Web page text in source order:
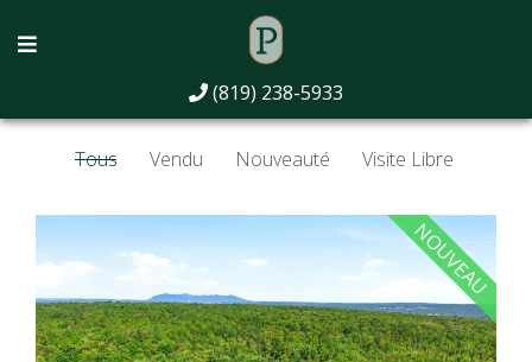
(819) 238-5933
Propriétés
Tous Vendu Nouveauté Visite Libre
NOUVEAU